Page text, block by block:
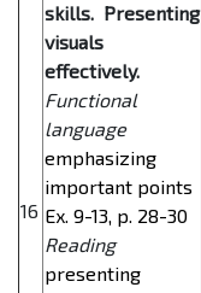
16
skills. Presenting
visuals
effectively.
Functional
language
emphasizing
important points
Ex. 9-13, p. 28-30
Reading
presenting